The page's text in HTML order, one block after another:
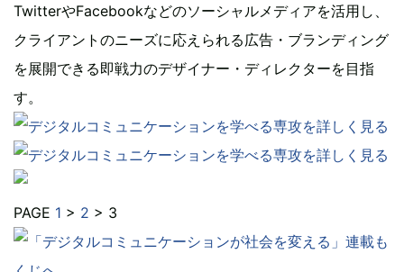
TwitterやFacebookなどのソーシャルメディアを活用し、
クライアントのニーズに応えられる広告・ブランディング
を展開できる即戦力のデザイナー・ディレクターを目指
す。
PAGE 1 > 2 > 3